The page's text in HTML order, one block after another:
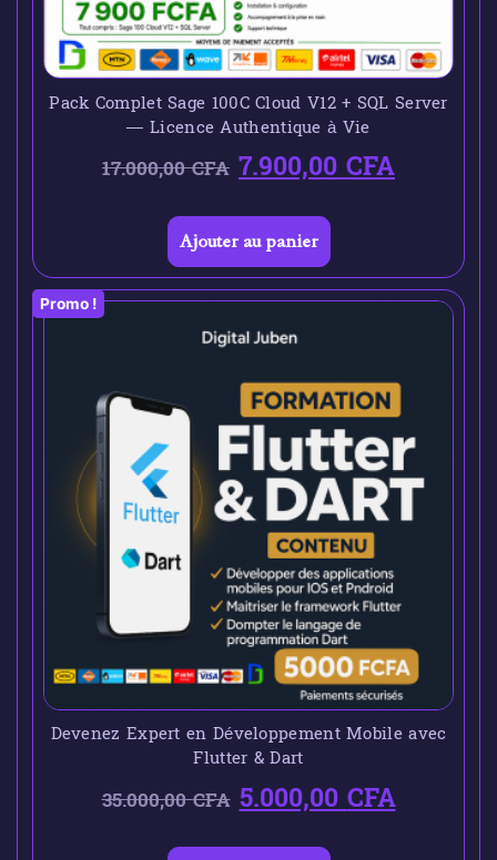
Pack Complet Sage 100C Cloud V12 + SQL Server
— Licence Authentique à Vie
17.000,00CFA 7.900,00CFA
Ajouter au panier
Promo !
Devenez Expert en Développement Mobile avec
Flutter & Dart
35.000,00CFA 5.000,00CFA